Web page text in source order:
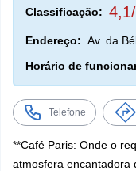
Classificação:
Endereço: Av. da
Horário de
Telefone
**Café Paris: Onde o
atmosfera encantadora